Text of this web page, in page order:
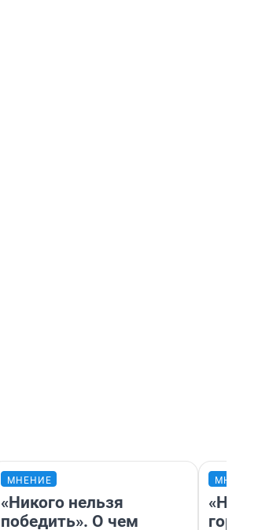
МНЕНИЕ
«Никого нельзя
победить». О чем
«Нет